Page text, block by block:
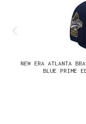
NEW ERA ATLANTA
BLUE PRIME